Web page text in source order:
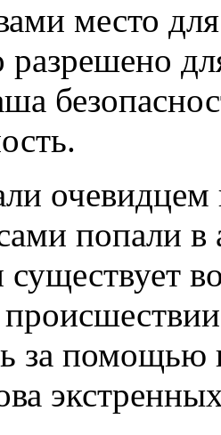
место
очевидцем
попали
за помощью